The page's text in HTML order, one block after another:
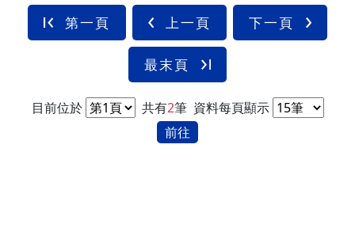
第一頁 上一頁 下一頁
最末頁
目前位於 共有2筆 資料每頁顯示
前往